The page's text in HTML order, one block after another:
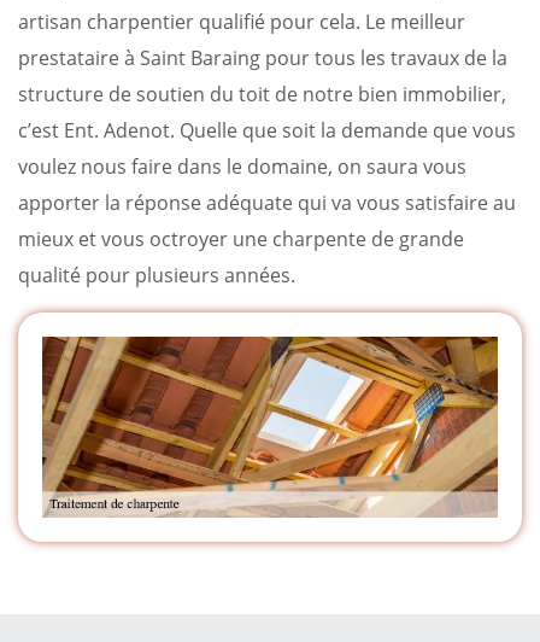
artisan charpentier qualifié pour cela. Le meilleur
prestataire à Saint Baraing pour tous les travaux de la
structure de soutien du toit de notre bien immobilier,
c’est Ent. Adenot. Quelle que soit la demande que vous
voulez nous faire dans le domaine, on saura vous
apporter la réponse adéquate qui va vous satisfaire au
mieux et vous octroyer une charpente de grande
qualité pour plusieurs années.